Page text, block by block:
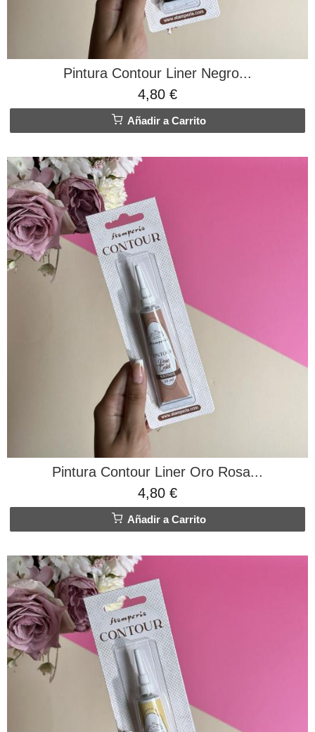
Pintura Contour Liner Negro...
4,80 €
Añadir a Carrito
Pintura Contour Liner Oro Rosa...
4,80 €
Añadir a Carrito